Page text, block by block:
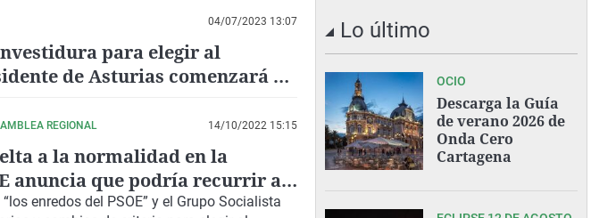
04/07/2023 13:07
para elegir al
de Asturias comenzará el
REGIONAL 14/10/2022 15:15
a la normalidad en la
anuncia que podría recurrir a
enredos del PSOE” y el Grupo Socialista
Lo último
OCIO
Descarga la Guía
de verano 2026 de
Onda Cero
Cartagena